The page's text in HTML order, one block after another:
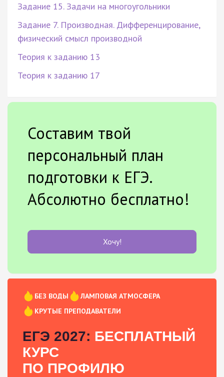
Задание 15. Задачи на многоугольники
Задание 7. Производная. Дифференцирование,
физический смысл производной
Теория к заданию 13
Теория к заданию 17
Составим твой
персональный план
подготовки к ЕГЭ.
Абсолютно бесплатно!
Хочу!
БЕЗ ВОДЫ
ЛАМПОВАЯ АТМОСФЕРА
КРУТЫЕ ПРЕПОДАВАТЕЛИ
ЕГЭ 2027: БЕСПЛАТНЫЙ
КУРС
ПО ПРОФИЛЮ